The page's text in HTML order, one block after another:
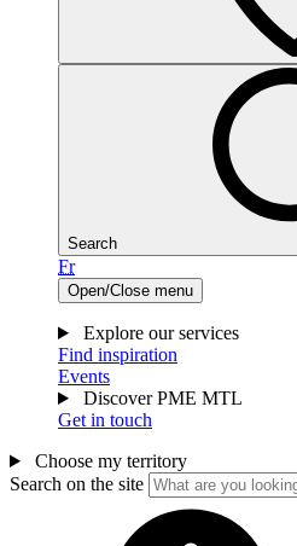
Search
Fr
Open/Close menu
Explore our services
Find inspiration
Events
Discover PME MTL
Get in touch
Choose my territory
Search on the site